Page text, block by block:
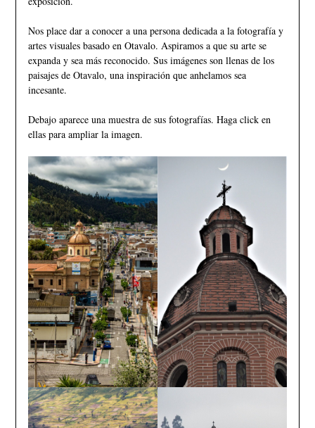
Nos place dar a conocer a una persona dedicada a la fotografía y
artes visuales basado en Otavalo. Aspiramos a que su arte se
expanda y sea más reconocido. Sus imágenes son llenas de los
paisajes de Otavalo, una inspiración que anhelamos sea
incesante.
Debajo aparece una muestra de sus fotografías. Haga click en
ellas para ampliar la imagen.